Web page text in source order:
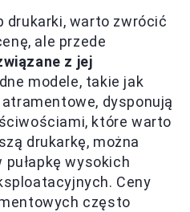
drukarki, warto zwrócić
ale przede
z jej
modele, takie jak
dysponują
które warto
drukarkę, można
wysokich
Ceny
często